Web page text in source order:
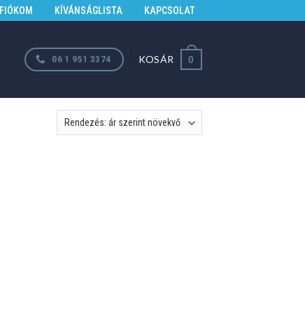
FIÓKOM KÍVÁNSÁGLISTA KAPCSOLAT
06 1 951 3374 KOSÁR 0